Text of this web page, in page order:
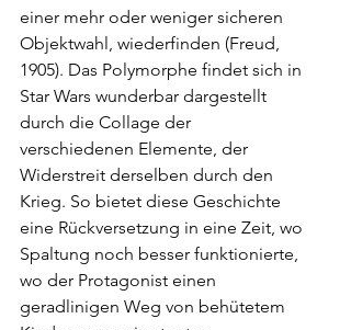
einer mehr oder weniger sicheren
Objektwahl, wiederfinden (Freud,
1905). Das Polymorphe findet sich in
Star Wars wunderbar dargestellt
durch die Collage der
verschiedenen Elemente, der
Widerstreit derselben durch den
Krieg. So bietet diese Geschichte
eine Rückversetzung in eine Zeit, wo
Spaltung noch besser funktionierte,
wo der Protagonist einen
geradlinigen Weg von behütetem